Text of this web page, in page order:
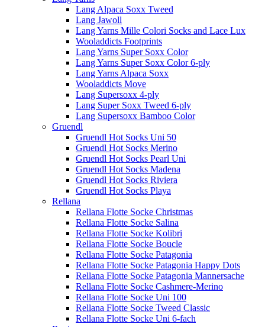
Lang Alpaca Soxx Tweed
Lang Jawoll
Lang Yarns Mille Colori Socks and Lace Lux
Wooladdicts Footprints
Lang Yarns Super Soxx Color
Lang Yarns Super Soxx Color 6-ply
Lang Yarns Alpaca Soxx
Wooladdicts Move
Lang Supersoxx 4-ply
Lang Super Soxx Tweed 6-ply
Lang Supersoxx Bamboo Color
Gruendl
Gruendl Hot Socks Uni 50
Gruendl Hot Socks Merino
Gruendl Hot Socks Pearl Uni
Gruendl Hot Socks Madena
Gruendl Hot Socks Riviera
Gruendl Hot Socks Playa
Rellana
Rellana Flotte Socke Christmas
Rellana Flotte Socke Salina
Rellana Flotte Socke Kolibri
Rellana Flotte Socke Boucle
Rellana Flotte Socke Patagonia
Rellana Flotte Socke Patagonia Happy Dots
Rellana Flotte Socke Patagonia Mannersache
Rellana Flotte Socke Cashmere-Merino
Rellana Flotte Socke Uni 100
Rellana Flotte Socke Tweed Classic
Rellana Flotte Socke Uni 6-fach